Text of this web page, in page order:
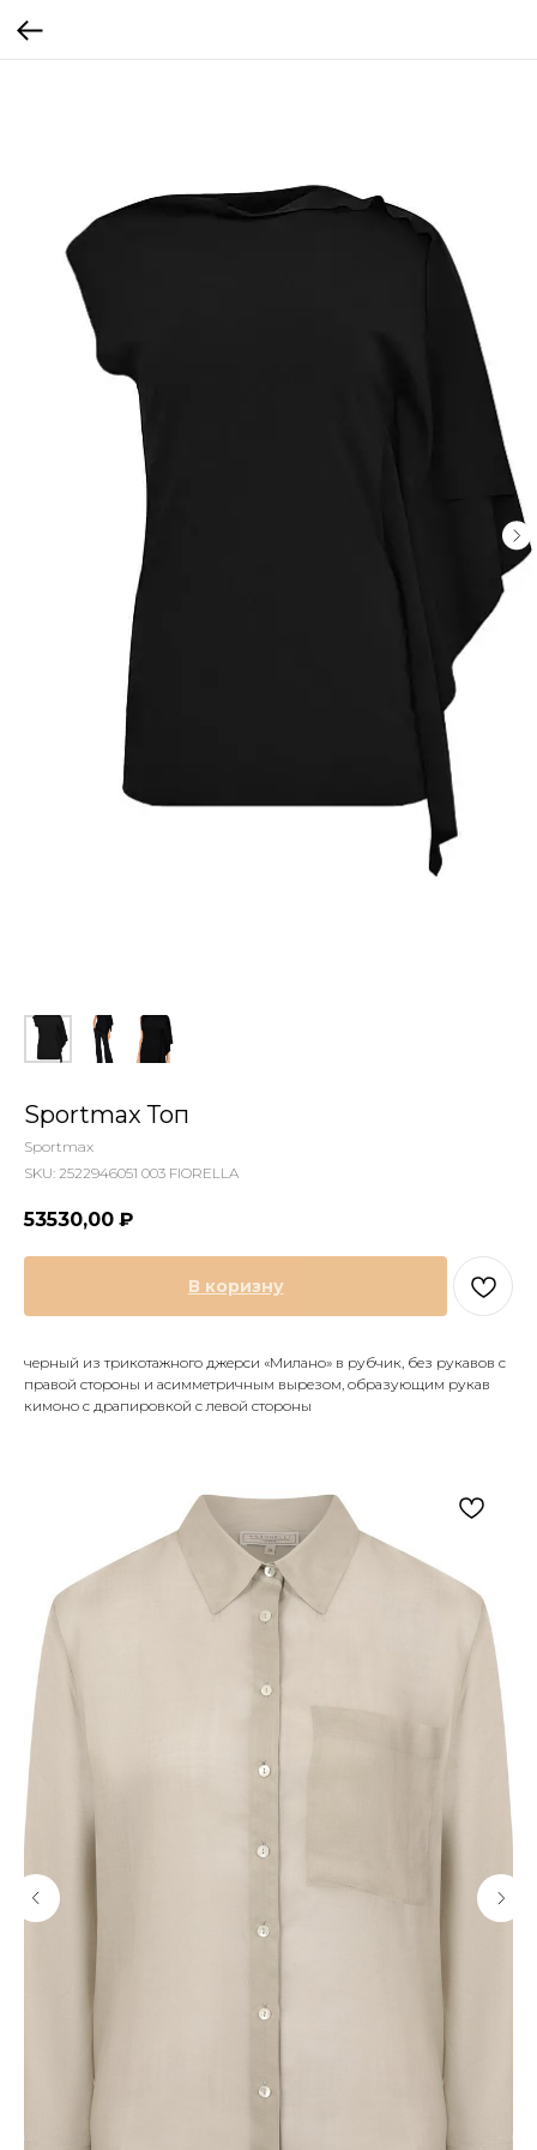
Sportmax Топ
Sportmax
SKU: 2522946051 003 FIORELLA
53530,00 ₽
В коризну
черный из трикотажного джерси «Милано» в рубчик, без рукавов с
правой стороны и асимметричным вырезом, образующим рукав
кимоно с драпировкой с левой стороны